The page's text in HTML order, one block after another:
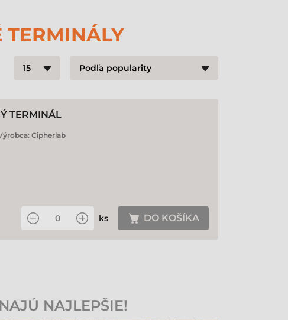
TERMINÁLY
TERMINÁL
Cipherlab
ks DO KOŠÍKA
NAJLEPŠIE!